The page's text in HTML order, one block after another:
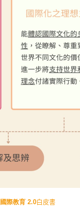
國際教育 2.0白皮書